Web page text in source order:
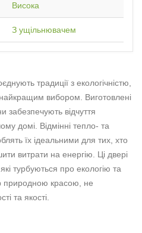
Висока
З ущільнювачем
традиції з екологічністю,
найкращим вибором. Виготовлені
забезпечують відчуття
домі. Відмінні тепло- та
їх ідеальними для тих, хто
витрати на енергію. Ці двері
турбуються про екологію та
природною красою, не
та якості.